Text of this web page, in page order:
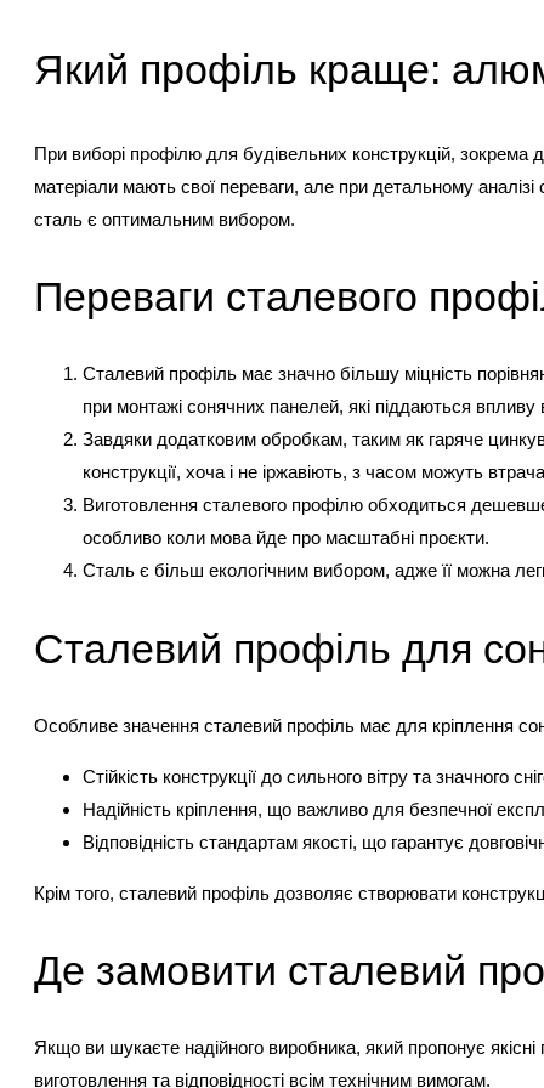
Який профіль краще:
При виборі профілю для будівельних конструкцій,
матеріали мають свої переваги, але при детальному
сталь є оптимальним вибором.
Переваги сталевого
Сталевий профіль має значно більшу міцність
при монтажі сонячних панелей, які піддаються впливу
Завдяки додатковим обробкам, таким як гаряче
конструкції, хоча і не іржавіють, з часом можуть
Виготовлення сталевого профілю обходиться
особливо коли мова йде про масштабні проєкти.
Сталь є більш екологічним вибором, адже її можна
Сталевий профіль для
Особливе значення сталевий профіль має для кріплення
Стійкість конструкції до сильного вітру та значного
Надійність кріплення, що важливо для безпечної
Відповідність стандартам якості, що гарантує
Крім того, сталевий профіль дозволяє створювати
Де замовити сталевий
Якщо ви шукаєте надійного виробника, який пропонує
виготовлення та відповідності всім технічним вимогам.